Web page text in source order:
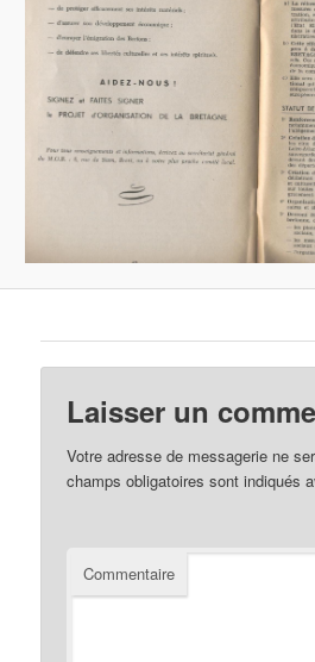
Laisser un
Votre adresse de messagerie ne
champs obligatoires sont indiqués
Commentaire